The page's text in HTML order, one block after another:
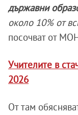
държавни
около 10% от
посочват от
Учителите в
2026
От там